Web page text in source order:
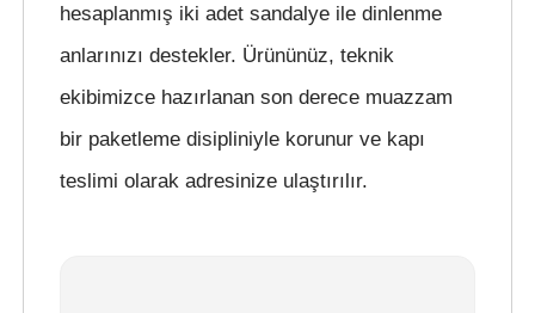
hesaplanmış iki adet sandalye ile dinlenme
anlarınızı destekler. Ürününüz, teknik
ekibimizce hazırlanan son derece muazzam
bir paketleme disipliniyle korunur ve kapı
teslimi olarak adresinize ulaştırılır.